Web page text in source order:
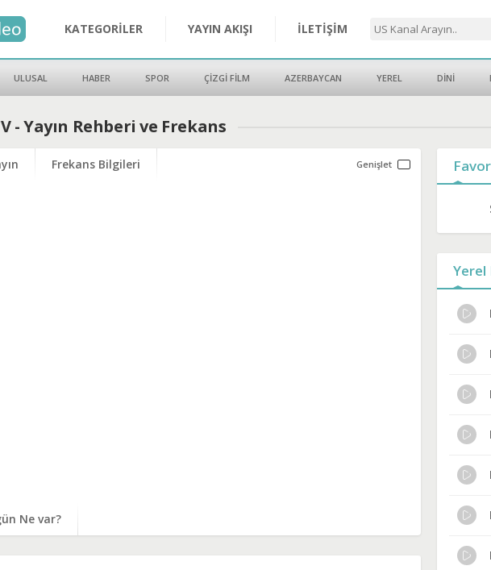
KATEGORİLER YAYIN AKIŞI İLETİŞİM
ULUSAL HABER SPOR ÇİZGİ FİLM AZERBAYCAN YEREL DİNİ
- Yayın Rehberi ve Frekans
Frekans Bilgileri
Ne var?
Yerel